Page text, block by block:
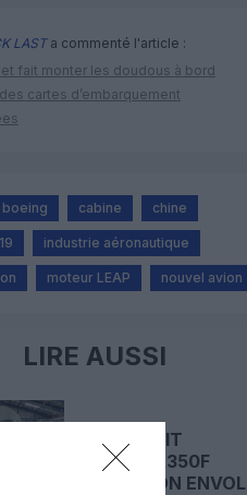
LASTa commenté l'article :
fait monter les doudous à bord
cartes d’embarquement
boeing cabine chine
industrie aéronautique
moteur LEAP nouvel avion
LIRE AUSSI
AIRBUS FAIT
VIBRER L’A350F
AVANT SON ENVOL